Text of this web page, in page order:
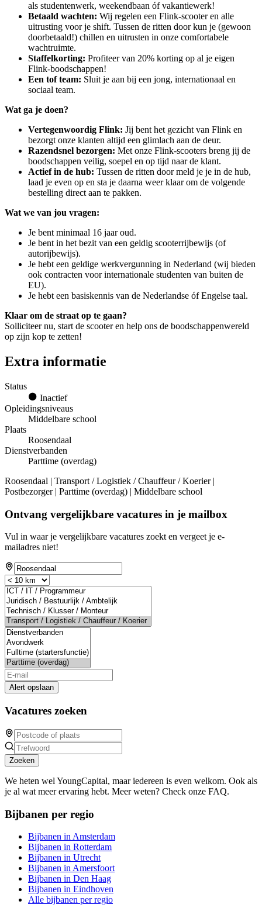
als studentenwerk, weekendbaan óf vakantiewerk!
Betaald wachten: Wij regelen een Flink-scooter en alle
uitrusting voor je shift. Tussen de ritten door kun je (gewoon
doorbetaald!) chillen en uitrusten in onze comfortabele
wachtruimte.
Staffelkorting: Profiteer van 20% korting op al je eigen
Flink-boodschappen!
Een tof team: Sluit je aan bij een jong, internationaal en
sociaal team.
Wat ga je doen?
Vertegenwoordig Flink: Jij bent het gezicht van Flink en
bezorgt onze klanten altijd een glimlach aan de deur.
Razendsnel bezorgen: Met onze Flink-scooters breng jij de
boodschappen veilig, soepel en op tijd naar de klant.
Actief in de hub: Tussen de ritten door meld je je in de hub,
laad je even op en sta je daarna weer klaar om de volgende
bestelling direct aan te pakken.
Wat we van jou vragen:
Je bent minimaal 16 jaar oud.
Je bent in het bezit van een geldig scooterrijbewijs (of
autorijbewijs).
Je hebt een geldige werkvergunning in Nederland (wij bieden
ook contracten voor internationale studenten van buiten de
EU).
Je hebt een basiskennis van de Nederlandse óf Engelse taal.
Klaar om de straat op te gaan?
Solliciteer nu, start de scooter en help ons de boodschappenwereld
op zijn kop te zetten!
Extra informatie
Status
Inactief
Opleidingsniveaus
Middelbare school
Plaats
Roosendaal
Dienstverbanden
Parttime (overdag)
Roosendaal | Transport / Logistiek / Chauffeur / Koerier |
Postbezorger | Parttime (overdag) | Middelbare school
Ontvang vergelijkbare vacatures in je mailbox
Vul in waar je vergelijkbare vacatures zoekt en vergeet je e-
mailadres niet!
Alert opslaan
Vacatures zoeken
Zoeken
We heten wel YoungCapital, maar iedereen is even welkom. Ook als
je al wat meer ervaring hebt. Meer weten? Check onze FAQ.
Bijbanen per regio
Bijbanen in Amsterdam
Bijbanen in Rotterdam
Bijbanen in Utrecht
Bijbanen in Amersfoort
Bijbanen in Den Haag
Bijbanen in Eindhoven
Alle bijbanen per regio